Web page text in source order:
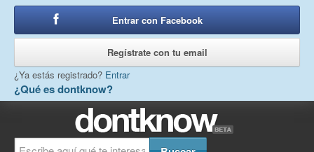
¿Qué es dontknow?
Entrar con Facebook
Regístrate con tu email
¿Ya estás registrado? Entrar